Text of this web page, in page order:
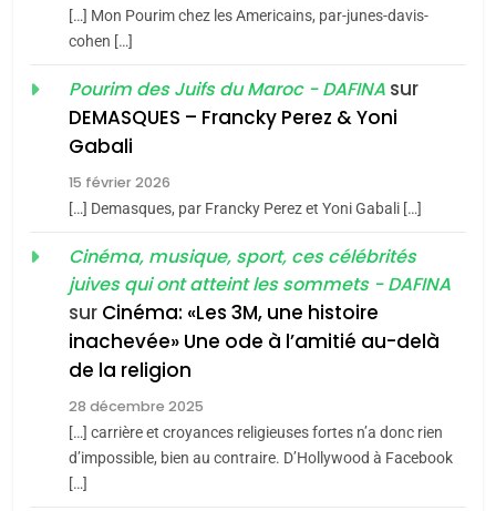
du terroir
1
Oeil ravageur – Vanessa
De Loya Stauber
«Tu dis génocide, je dis
guerre»: La nouvelle
chanson de Boy George
ISRAÉL JUDAISME
[…] Mon Pourim chez les Americains, par-junes-davis-
cohen […]
Pourim des Juifs du Maroc - DAFINA sur
DEMASQUES – Francky Perez & Yoni
Gabali
15 février 2026
[…] Demasques, par Francky Perez et Yoni Gabali […]
Cinéma, musique, sport, ces célébrités
juives qui ont atteint les sommets - DAFINA
sur Cinéma: «Les 3M, une histoire
inachevée» Une ode à l’amitié au-delà
de la religion
28 décembre 2025
[…] carrière et croyances religieuses fortes n’a donc rien
d’impossible, bien au contraire. D’Hollywood à Facebook
[…]
meurtrière selon le rapport
l’antisémitisme
FIÈRE, DIGNE ET RÉSILIENTE :
POURQUOI JE REVENDIQUE
MA JUDAÏTE par Thérèse
Zrihen-Dvir
ISRAÉL
CE QUI NOUS MANQUE –